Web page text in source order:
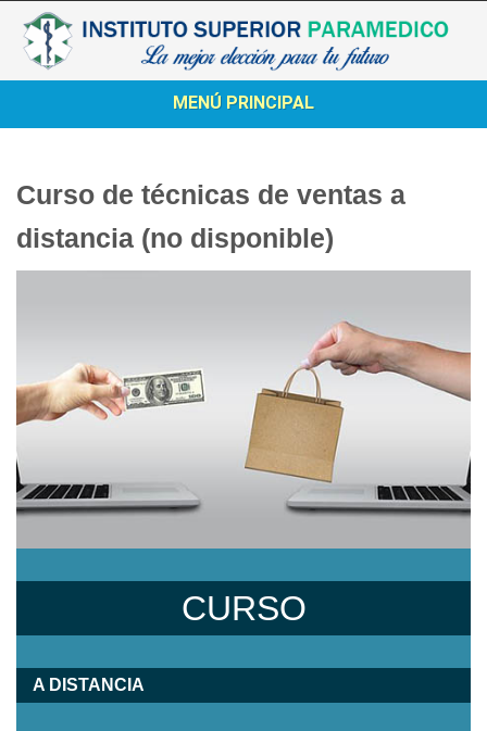
MENÚ PRINCIPAL
Curso de técnicas de ventas a
distancia (no disponible)
CURSO
A DISTANCIA